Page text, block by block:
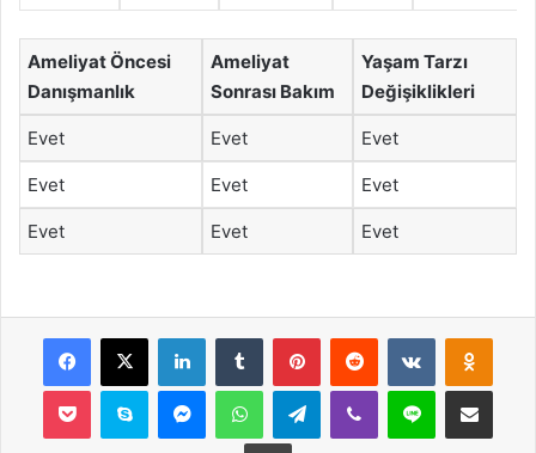
Ameliyat Öncesi
Danışmanlık
Ameliyat
Sonrası Bakım
Yaşam Tarzı
Değişiklikleri
Evet Evet Evet
Evet Evet Evet
Evet Evet Evet
Facebook
X LinkedInTumblr PinterestReddit VKontakte
Pocket Skype MessengerWhatsAppTelegramViber Line E-Posta ile
Yazdır